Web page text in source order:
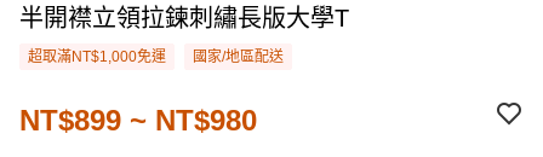
半開襟立領拉鍊刺繡長版大學T
超取滿NT$1,000免運 國家/地區配送
NT$899 ~ NT$980